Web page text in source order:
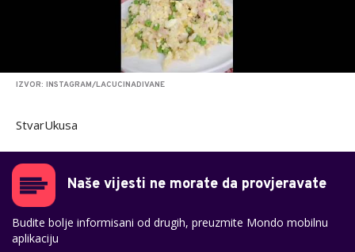
IZVOR: INSTAGRAM/LACUCINADIVANE
StvarUkusa
Naše vijesti ne morate da provjeravate
Budite bolje informisani od drugih, preuzmite Mondo mobilnu
aplikaciju